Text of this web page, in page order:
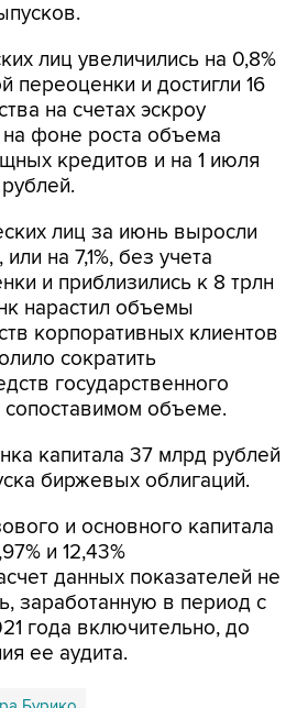
лиц увеличились на 0,8%
на счетах эскроу
фоне роста объема
кредитов и на 1 июля
лиц за июнь выросли
и приблизились к 8 трлн
нарастил объемы
корпоративных клиентов
сократить
государственного
объеме.
капитала 37 млрд рублей
и основного капитала
данных показателей не
заработанную в период с
года включительно, до
ее аудита.
Бурико